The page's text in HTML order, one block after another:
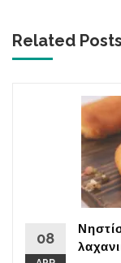
Related
08